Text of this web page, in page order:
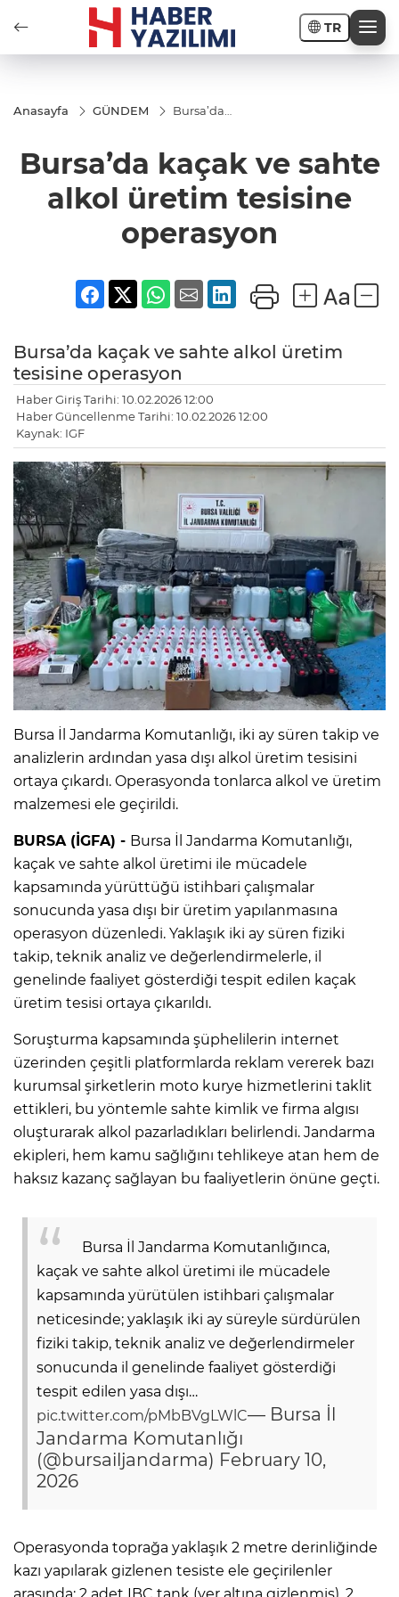
TR
Anasayfa GÜNDEM
Bursa’da
üretim
tesisine
operasyon
Bursa’da kaçak ve sahte
alkol üretim tesisine
operasyon
Bursa’da kaçak ve sahte alkol üretim
tesisine operasyon
Haber Giriş Tarihi: 10.02.2026 12:00
Haber Güncellenme Tarihi: 10.02.2026 12:00
Kaynak: IGF
Bursa İl Jandarma Komutanlığı, iki ay süren takip ve
analizlerin ardından yasa dışı alkol üretim tesisini
ortaya çıkardı. Operasyonda tonlarca alkol ve üretim
malzemesi ele geçirildi.
BURSA (İGFA) - Bursa İl Jandarma Komutanlığı,
kaçak ve sahte alkol üretimi ile mücadele
kapsamında yürüttüğü istihbari çalışmalar
sonucunda yasa dışı bir üretim yapılanmasına
operasyon düzenledi. Yaklaşık iki ay süren fiziki
takip, teknik analiz ve değerlendirmelerle, il
genelinde faaliyet gösterdiği tespit edilen kaçak
üretim tesisi ortaya çıkarıldı.
Soruşturma kapsamında şüphelilerin internet
üzerinden çeşitli platformlarda reklam vererek bazı
kurumsal şirketlerin moto kurye hizmetlerini taklit
ettikleri, bu yöntemle sahte kimlik ve firma algısı
oluşturarak alkol pazarladıkları belirlendi. Jandarma
ekipleri, hem kamu sağlığını tehlikeye atan hem de
haksız kazanç sağlayan bu faaliyetlerin önüne geçti.
Bursa İl Jandarma Komutanlığınca,
kaçak ve sahte alkol üretimi ile mücadele
kapsamında yürütülen istihbari çalışmalar
neticesinde; yaklaşık iki ay süreyle sürdürülen
fiziki takip, teknik analiz ve değerlendirmeler
sonucunda il genelinde faaliyet gösterdiği
tespit edilen yasa dışı…
pic.twitter.com/pMbBVgLWlC— Bursa İl
Jandarma Komutanlığı
(@bursailjandarma) February 10,
2026
Operasyonda toprağa yaklaşık 2 metre derinliğinde
kazı yapılarak gizlenen tesiste ele geçirilenler